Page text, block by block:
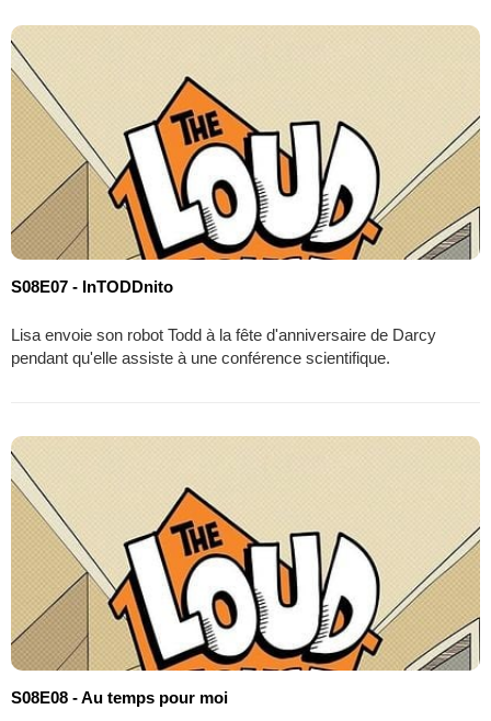
S08E07 - InTODDnito
Lisa envoie son robot Todd à la fête d'anniversaire de Darcy
pendant qu'elle assiste à une conférence scientifique.
S08E08 - Au temps pour moi